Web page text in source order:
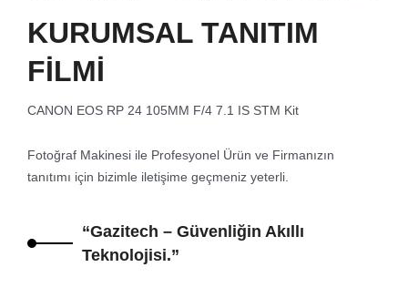
KURUMSAL TANITIM
FİLMİ
CANON EOS RP 24 105MM F/4 7.1 IS STM Kit
Fotoğraf Makinesi ile Profesyonel Ürün ve Firmanızın
tanıtımı için bizimle iletişime geçmeniz yeterli.
“Gazitech – Güvenliğin Akıllı
Teknolojisi.”